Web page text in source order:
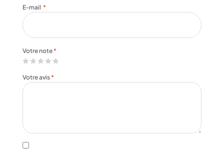
Votre note *
Votre avis *
E-mail *